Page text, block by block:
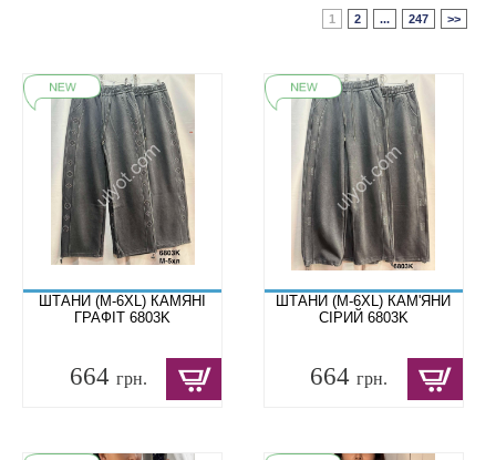
1 2 ... 247 >>
ШТАНИ (M-6XL) КАМЯНІ
ГРАФІТ 6803K
664 грн.
ШТАНИ (M-6XL) КАМ'ЯНИ
СІРИЙ 6803K
664грн.